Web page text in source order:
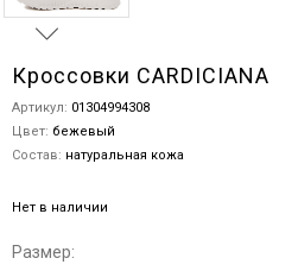
Кроссовки CARDICIANA
Артикул: 01304994308
Цвет: бежевый
Состав: натуральная кожа
Нет в наличии
Размер: